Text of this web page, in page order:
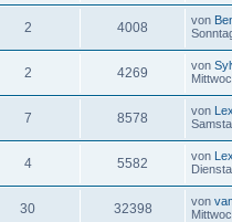
2 4008 von
2 4269 von
7 8578 von
4 5582 von
30 32398 von